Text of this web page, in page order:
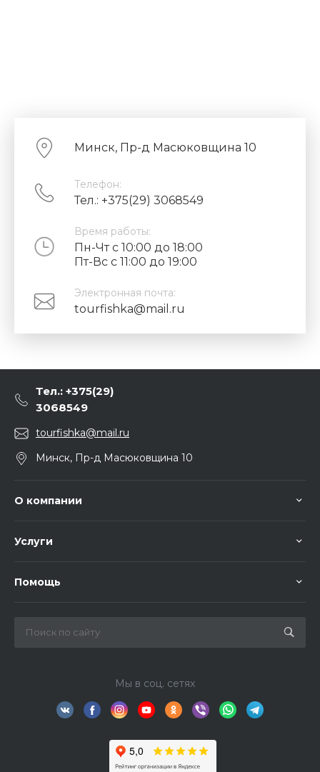
Минск, Пр-д Масюковщина 10
Телефон:
Тел.: +375(29) 3068549
Время работы:
Пн-Чт с 10:00 до 18:00
Пт-Вс с 11:00 до 19:00
Электронная почта:
tourfishka@mail.ru
Тел.: +375(29)
3068549
tourfishka@mail.ru
Минск, Пр-д Масюковщина 10
О компании
Услуги
Помощь
Мы в соц. сетях